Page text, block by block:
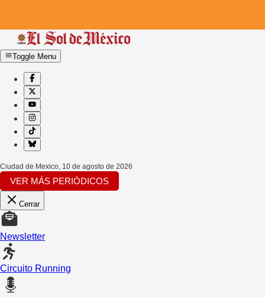
Toggle Menu
Ciudad de Mexico, 10 de agosto de 2026
VER MÁS PERIÓDICOS
Cerrar
Newsletter
Circuito Running